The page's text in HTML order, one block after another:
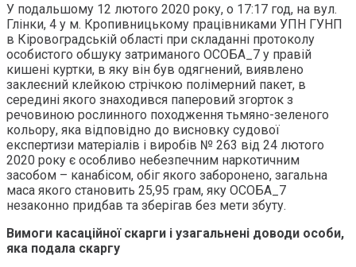
У подальшому 12 лютого 2020 року, о 17:17 год, на вул.
Глінки, 4 у м. Кропивницькому працівниками УПН ГУНП
в Кіровоградській області при складанні протоколу
особистого обшуку затриманого ОСОБА_7 у правій
кишені куртки, в яку він був одягнений, виявлено
заклеєний клейкою стрічкою полімерний пакет, в
середині якого знаходився паперовий згорток з
речовиною рослинного походження тьмяно-зеленого
кольору, яка відповідно до висновку судової
експертизи матеріалів і виробів № 263 від 24 лютого
2020 року є особливо небезпечним наркотичним
засобом – канабісом, обіг якого заборонено, загальна
маса якого становить 25,95 грам, яку ОСОБА_7
незаконно придбав та зберігав без мети збуту.
Вимоги касаційної скарги і узагальнені доводи особи,
яка подала скаргу